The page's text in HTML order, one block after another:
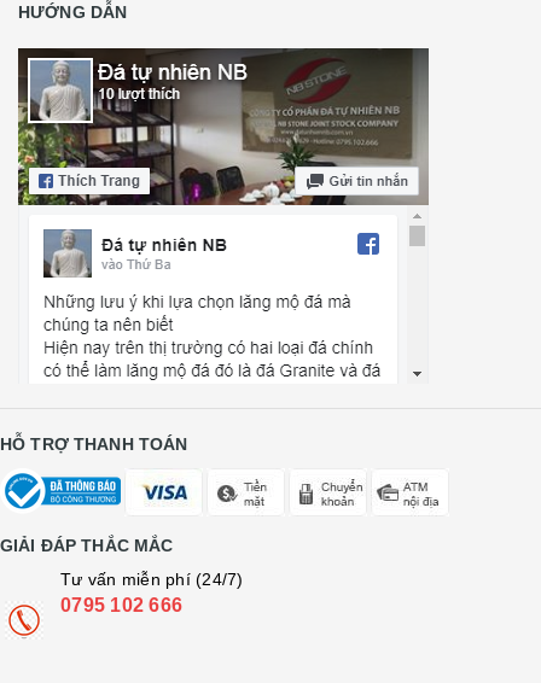
HƯỚNG DẪN
HỖ TRỢ THANH TOÁN
GIẢI ĐÁP THẮC MẮC
Tư vấn miễn phí (24/7)
0795 102 666